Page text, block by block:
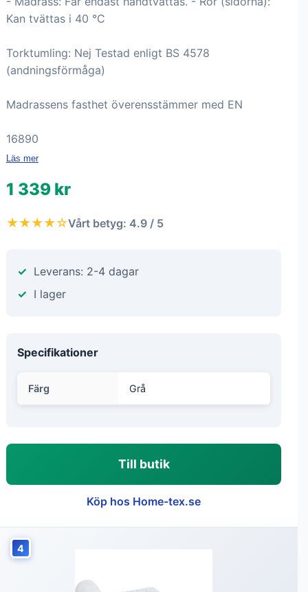
Kan tvättas i 40 °C
Torktumling: Nej Testad enligt BS 4578
(andningsförmåga)
Madrassens fasthet överensstämmer med EN
16890
Läs mer
1 339 kr
★★★★☆Vårt betyg: 4.9 / 5
Leverans: 2-4 dagar
I lager
Specifikationer
Färg Grå
Till butik
Köp hos Home-tex.se
4